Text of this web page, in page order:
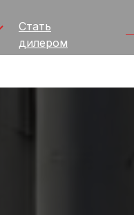
Стать
дилером